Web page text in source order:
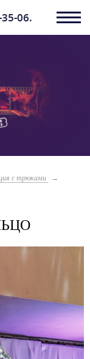
06.
с трюками